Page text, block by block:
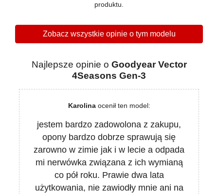
produktu.
Zobacz wszystkie opinie o tym modelu
Najlepsze opinie o Goodyear Vector
4Seasons Gen-3
Karolinaocenił ten model:
jestem bardzo zadowolona z zakupu,
opony bardzo dobrze sprawują się
zarowno w zimie jak i w lecie a odpada
mi nerwówka związana z ich wymianą
co pół roku. Prawie dwa lata
użytkowania, nie zawiodły mnie ani na